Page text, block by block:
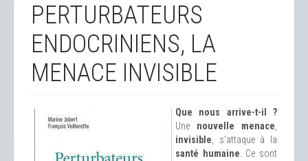
PERTURBATEURS
ENDOCRINIENS, LA
MENACE INVISIBLE
Que nous arrive-t-il ?
Une nouvelle menace
invisible , s’attaque à la
santé humaine . Ce sont